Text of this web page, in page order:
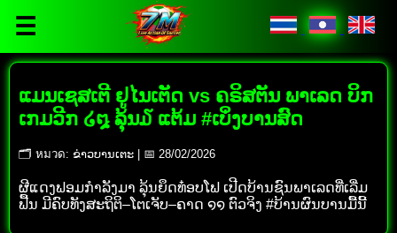
☰
ແມນເຊສເຕີ ຢູໄນເຕັດ vs ຄຣິສຕັນ ພາເລດ ບິກ
ເກມວີກ ໒໘ ລຸ້ນ໓ ແຕ້ມ #ເບິ່ງບານສົດ
🗂 หมวด: ຂ່າວບານເຕະ | 📅 28/02/2026
ຜີແດງຟອມກໍາລັງມາ ລຸ້ນຍຶດທ໋ອບໂຟ ເປີດບ້ານຊົນພາເລດທີ່ເລີ່ມ
ຟື້ນ ມີຄົບທັງສະຖິຕິ–ໂຕເຈັບ–ຄາດ ໑໑ ຕົວຈິງ #ບ້ານຜົນບານມື້ນີ້